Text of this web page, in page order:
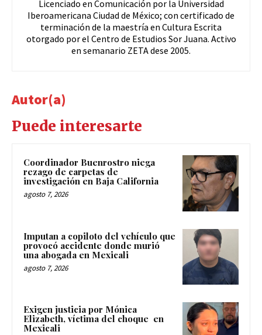
Licenciado en Comunicación por la Universidad
Iberoamericana Ciudad de México; con certificado de
terminación de la maestría en Cultura Escrita
otorgado por el Centro de Estudios Sor Juana. Activo
en semanario ZETA dese 2005.
Autor(a)
Puede interesarte
Coordinador Buenrostro niega
rezago de carpetas de
investigación en Baja California
agosto 7, 2026
Imputan a copiloto del vehículo que
provocó accidente donde murió
una abogada en Mexicali
agosto 7, 2026
Exigen justicia por Mónica
Elizabeth, víctima del choque en
Mexicali